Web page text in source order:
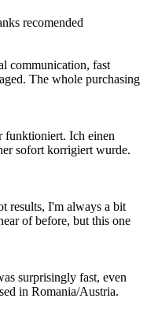
recomended
communication, fast
The whole purchasing
funktioniert. Ich einen
sofort korrigiert wurde.
results, I'm always a bit
of before, but this one
surprisingly fast, even
in Romania/Austria.